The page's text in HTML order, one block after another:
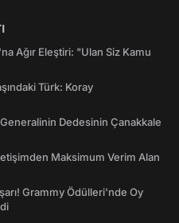
Ağır Eleştiri: "Ulan Siz Kamu
Türk: Koray
Dedesinin Çanakkale
Maksimum Verim Alan
Grammy Ödülleri'nde Oy